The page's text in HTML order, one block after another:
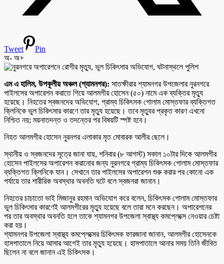
Tweet
Pin
অ- অ+
এম এ হালিম, উপকূলীয় অঞ্চল (শ্যামনগর): সাতক্ষীরার শ্যামনগর উপজেলার নুরনগরে
পাইলসের অপারেশন করাতে গিয়ে আলমগীর হোসেন (৫০) নামে এক ব্যক্তির মৃত্যু
হয়েছে। নিহতের স্বজনদের অভিযোগ, গ্রাম্য চিকিৎসক গোলাম মোস্তফার ব্যক্তিগত
ক্লিনিকে ভুল চিকিৎসার কারণে তার মৃত্যু হয়েছে। তবে মৃত্যুর প্রকৃত কারণ এখনো
নিশ্চিত নয়; ময়নাতদন্ত ও তদন্তের পর বিষয়টি স্পষ্ট হবে।
নিহত আলমগীর হোসেন নুরনগর এলাকার মৃত মোবারক আলীর ছেলে।
স্থানীয় ও স্বজনদের সূত্রে জানা যায়, শনিবার (৮ আগস্ট) সকাল ১০টার দিকে আলমগীর
হোসেন পাইলসের অপারেশন করানোর জন্য নুরনগরে গ্রাম্য চিকিৎসক গোলাম মোস্তফার
ব্যক্তিগত ক্লিনিকে যান। সেখানে তার পাইলসের অপারেশন শুরু করার পর কোনো এক
পর্যায়ে তার শারীরিক অবস্থার অবনতি ঘটে বলে স্বজনরা জানান।
নিহতের চাচাতো ভাই মিজানুর রহমান অভিযোগ করে বলেন, চিকিৎসক গোলাম মোস্তফার
ভুল চিকিৎসার কারণেই আলমগীরের মৃত্যু হয়েছে বলে তারা মনে করছেন। অপারেশনের
পর তার অবস্থার অবনতি হলে তাকে শ্যামনগর উপজেলা স্বাস্থ্য কমপ্লেক্সে নেওয়ার চেষ্টা
করা হয়।
শ্যামনগর উপজেলা স্বাস্থ্য কমপ্লেক্সের চিকিৎসক ফারজানা জানান, আলমগীর হোসেনকে
হাসপাতালে নিয়ে আসার আগেই তার মৃত্যু হয়েছে। হাসপাতালে আনার সময় তিনি জীবিত
ছিলেন না বলে জানান এই চিকিৎসক।